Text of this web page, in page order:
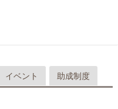
イベント 助成制度